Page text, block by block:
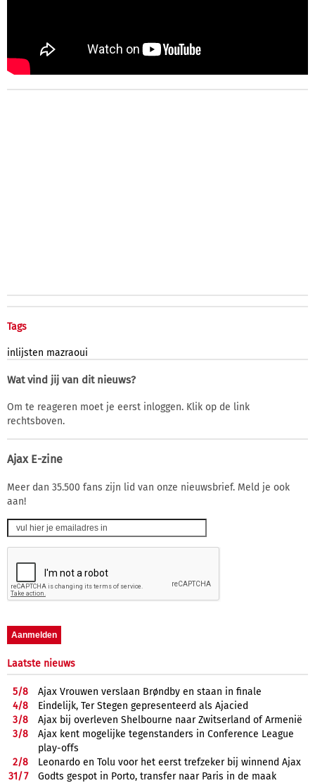
Tags
inlijsten mazraoui
Wat vind jij van dit nieuws?
Om te reageren moet je eerst inloggen. Klik op de link
rechtsboven.
Ajax E-zine
Meer dan 35.500 fans zijn lid van onze nieuwsbrief. Meld je ook
aan!
Laatste nieuws
5/8
Ajax Vrouwen verslaan Brøndby en staan in finale
4/8
Eindelijk, Ter Stegen gepresenteerd als Ajacied
3/8
Ajax bij overleven Shelbourne naar Zwitserland of Armenië
3/8
Ajax kent mogelijke tegenstanders in Conference League
play-offs
2/8
Leonardo en Tolu voor het eerst trefzeker bij winnend Ajax
31/7
Godts gespot in Porto, transfer naar Paris in de maak